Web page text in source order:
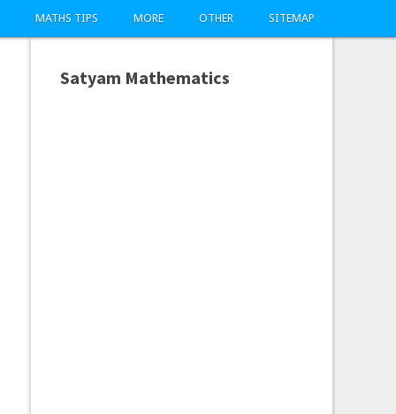
MATHS TIPS MORE OTHER SITEMAP
Satyam Mathematics